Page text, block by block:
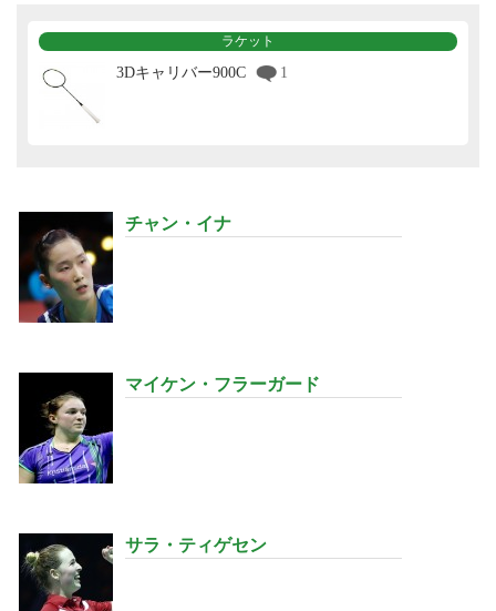
ラケット
3Dキャリバー900C 1
チャン・イナ
マイケン・フラーガード
サラ・ティゲセン